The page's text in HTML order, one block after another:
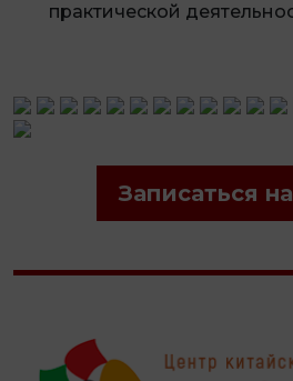
практической
Записаться